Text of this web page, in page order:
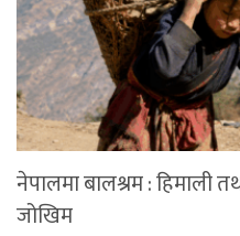
नेपालमा बालश्रम : हिमाली
जोखिम